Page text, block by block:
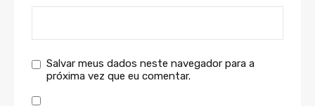
Salvar meus dados neste navegador para a
próxima vez que eu comentar.